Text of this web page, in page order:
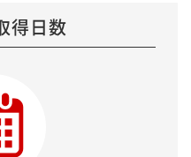
得日数